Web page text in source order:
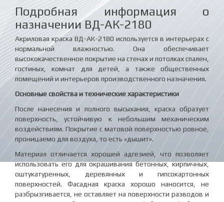
Подробная информация о
назначении ВД-АК-2180
Акриловая краска ВД-АК-2180 используется в интерьерах с
нормальной влажностью. Она обеспечивает
высококачественное покрытие на стенах и потолках спален,
гостиных, комнат для детей, а также общественных
помещений и интерьеров производственного назначения.
Основные свойства и технические характеристики
После нанесения и полного высыхания, краска образует
поверхность, устойчивую к небольшим механическим
воздействиям. Покрытие с матовой поверхностью ровное,
проницаемо для воздуха, то есть «дышит».
Материал отличается хорошей адгезией, что позволяет
использовать его для окрашивания бетонных, кирпичных,
оштукатуренных, деревянных и гипсокартонных
поверхностей. Фасадная краска хорошо наносится, не
разбрызгивается, не оставляет на поверхности разводов и